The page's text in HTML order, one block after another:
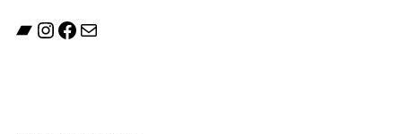
Bandcamp
Instagram
Facebook
E-mail